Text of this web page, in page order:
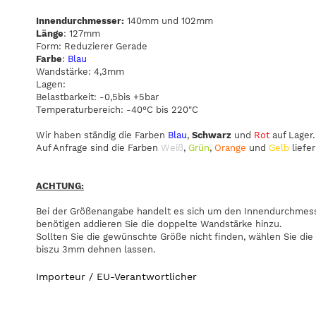
Innendurchmesser: 140mm und 102mm
Länge: 127mm
Form: Reduzierer Gerade
Farbe: Blau
Wandstärke: 4,3mm
Lagen:
Belastbarkeit: -0,5bis +5bar
Temperaturbereich: -40°C bis 220"C
Wir haben ständig die Farben Blau, Schwarz und Rot auf Lager.
Auf Anfrage sind die Farben Weiß, Grün, Orange und Gelb
ACHTUNG:
Bei der Größenangabe handelt es sich um den
benötigen addieren Sie die doppelte Wandstärke hinzu.
Sollten Sie die gewünschte Größe nicht finden, wählen Sie
biszu 3mm dehnen lassen.
Importeur / EU-Verantwortlicher